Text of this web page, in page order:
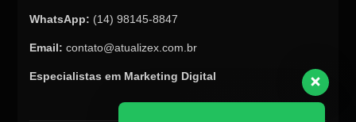
WhatsApp: (14) 98145-8847
Email: contato@atualizex.com.br
Especialistas em Marketing Digital